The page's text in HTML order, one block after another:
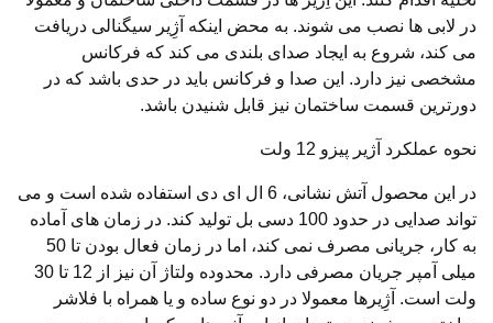
در لابی ها نصب می شوند. به محض اینکه آژِیر سیگنالی دریافت
می کند، شروع به ایجاد صدای بلندی می کند که فرکانس
مشخصی نیز دارد. این صدا و فرکانس باید در حدی باشد که در
دورترین قسمت ساختمان نیز قابل شنیدن باشد.
نحوه عملکرد آژیر پیزو 12 ولت
در این محصول آتش نشانی، 6 ال ای دی استفاده شده است و می
تواند صدایی در حدود 100 دسی بل تولید کند. در زمان های آماده
به کار، جریانی مصرف نمی کند، اما در زمان فعال بودن تا 50
میلی آمپر جریان مصرفی دارد. محدوده ولتاژ آن نیز از 12 تا 30
ولت است. آژِیرها معمولا در دو نوع ساده و یا همراه با فلاشر